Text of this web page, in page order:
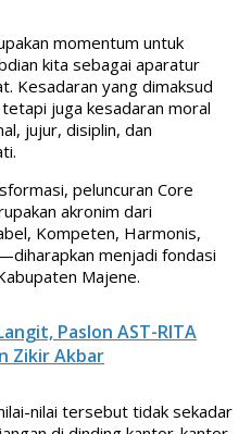
momentum untuk
kita sebagai aparatur
Kesadaran yang dimaksud
juga kesadaran moral
jujur, disiplin, dan
peluncuran Core
akronim dari
Kompeten, Harmonis,
menjadi fondasi
Majene.
Paslon AST-RITA
Zikir Akbar
nilai tersebut tidak sekadar